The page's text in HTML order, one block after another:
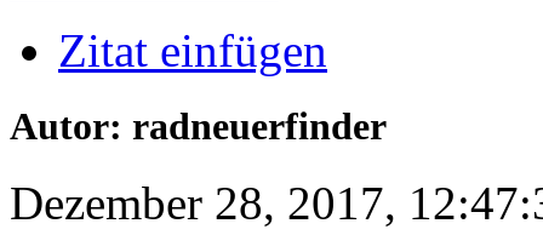
Zitat einfügen
Autor: radneuerfinder
Dezember 28, 2017,